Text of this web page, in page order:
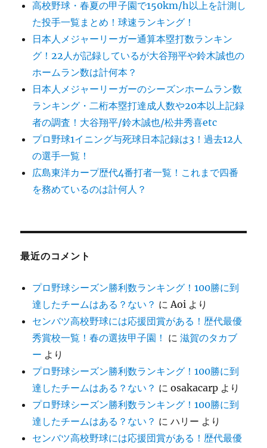
高校野球・春夏の甲子園で150km/h以上を計測し
た投手一覧まとめ！球速ランキング！
日本人メジャーリーガー通算本塁打数ランキン
グ！22人が記録しているが大谷翔平や鈴木誠也の
ホームラン数は計何本？
日本人メジャーリーガーのシーズンホームラン数
ランキング・二桁本塁打達成人数や20本以上記録
者の調査！大谷翔平/鈴木誠也/松井秀喜etc
プロ野球1イニング与死球日本記録は3！過去12人
の選手一覧！
広島東洋カープ歴代4番打者一覧！これまで四番
を務めているのは計何人？
最近のコメント
プロ野球シーズン勝利数ランキング！100勝に到
達したチームはある？ない？ にAoi より
センバツ高校野球には応援団賞がある！歴代最優
秀賞校一覧！春の選抜甲子園！ に滋賀のタカブ
ー より
プロ野球シーズン勝利数ランキング！100勝に到
達したチームはある？ない？ にosakacarp より
プロ野球シーズン勝利数ランキング！100勝に到
達したチームはある？ない？ にハリー より
センバツ高校野球には応援団賞がある！歴代最優